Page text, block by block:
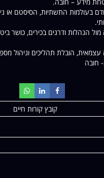
בעולמות התשתיות, הסיסטם או
הנהלות ודרגים בכירים, כושר
עצמאית, הובלת תהליכים וניהול
חובה
עלאת
קובץ קורות חיים